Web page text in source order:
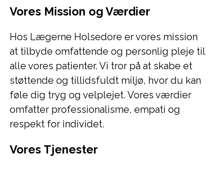
Vores Mission og Værdier
Hos Lægerne Holsedore er vores mission
at tilbyde omfattende og personlig pleje til
alle vores patienter. Vi tror på at skabe et
støttende og tillidsfuldt miljø, hvor du kan
føle dig tryg og velplejet. Vores værdier
omfatter professionalisme, empati og
respekt for individet.
Vores Tjenester